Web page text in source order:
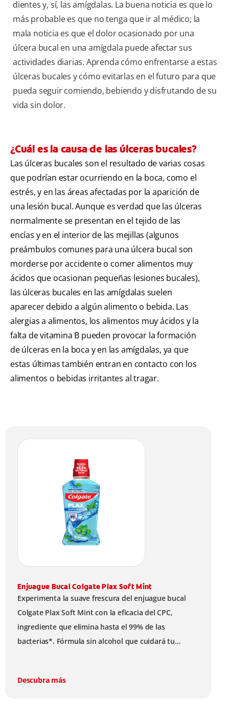
dientes y, sí, las amígdalas. La buena noticia es que lo
más probable es que no tenga que ir al médico; la
mala noticia es que el dolor ocasionado por una
úlcera bucal en una amígdala puede afectar sus
actividades diarias. Aprenda cómo enfrentarse a estas
úlceras bucales y cómo evitarlas en el futuro para que
pueda seguir comiendo, bebiendo y disfrutando de su
vida sin dolor.
¿Cuál es la causa de las úlceras bucales?
Las úlceras bucales son el resultado de varias cosas
que podrían estar ocurriendo en la boca, como el
estrés, y en las áreas afectadas por la aparición de
una lesión bucal. Aunque es verdad que las úlceras
normalmente se presentan en el tejido de las
encías y en el interior de las mejillas (algunos
preámbulos comunes para una úlcera bucal son
morderse por accidente o comer alimentos muy
ácidos que ocasionan pequeñas lesiones bucales),
las úlceras bucales en las amígdalas suelen
aparecer debido a algún alimento o bebida. Las
alergias a alimentos, los alimentos muy ácidos y la
falta de vitamina B pueden provocar la formación
de úlceras en la boca y en las amígdalas, ya que
estas últimas también entran en contacto con los
alimentos o bebidas irritantes al tragar.
Enjuague Bucal Colgate Plax Soft Mint
Experimenta la suave frescura del enjuague bucal
Colgate Plax Soft Mint con la eficacia del CPC,
ingrediente que elimina hasta el 99% de las
bacterias*. Fórmula sin alcohol que cuidará tu
Descubra más